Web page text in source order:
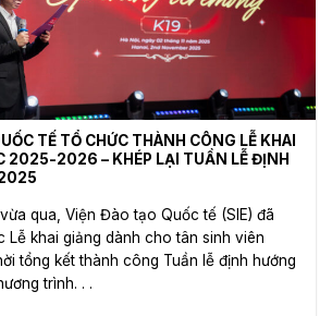
TẾ TỔ CHỨC THÀNH CÔNG LỄ KHAI
2025-2026 – KHÉP LẠI TUẦN LỄ ĐỊNH
qua, Viện Đào tạo Quốc tế (SIE) đã
Lễ khai giảng dành cho tân sinh viên
tổng kết thành công Tuần lễ định hướng
trình. . .